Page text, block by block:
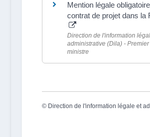
Mention légale
contrat de projet dans la
Direction de l'information
administrative (Dila) - Premier
ministre
© Direction de l'information légale et